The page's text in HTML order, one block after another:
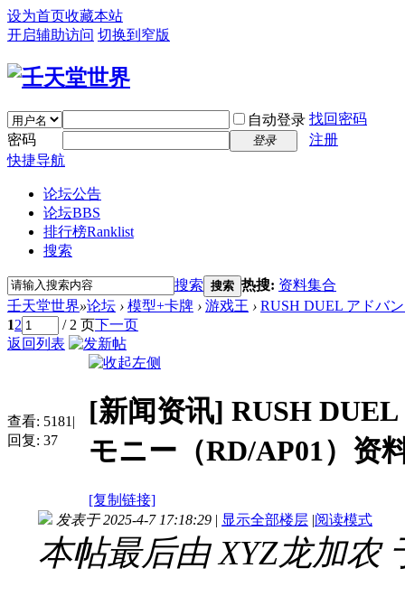
设为首页收藏本站
开启辅助访问 切换到窄版
自动登录 找回密码
密码
登录
注册
快捷导航
论坛公告
论坛BBS
排行榜Ranklist
搜索
搜索 搜索 热搜: 资料集合
壬天堂世界»论坛 › 模型+卡牌 › 游戏王 › RUSH DUEL アドバ
12 / 2 页下一页
返回列表
查看: 5181 |
回复: 37
[新闻资讯] RUSH
モニー（RD/AP01）资
[复制链接]
发表于 2025-4-7 17:18:29 | 显示全部楼层 |阅读模式
本帖最后由 XYZ龙加农